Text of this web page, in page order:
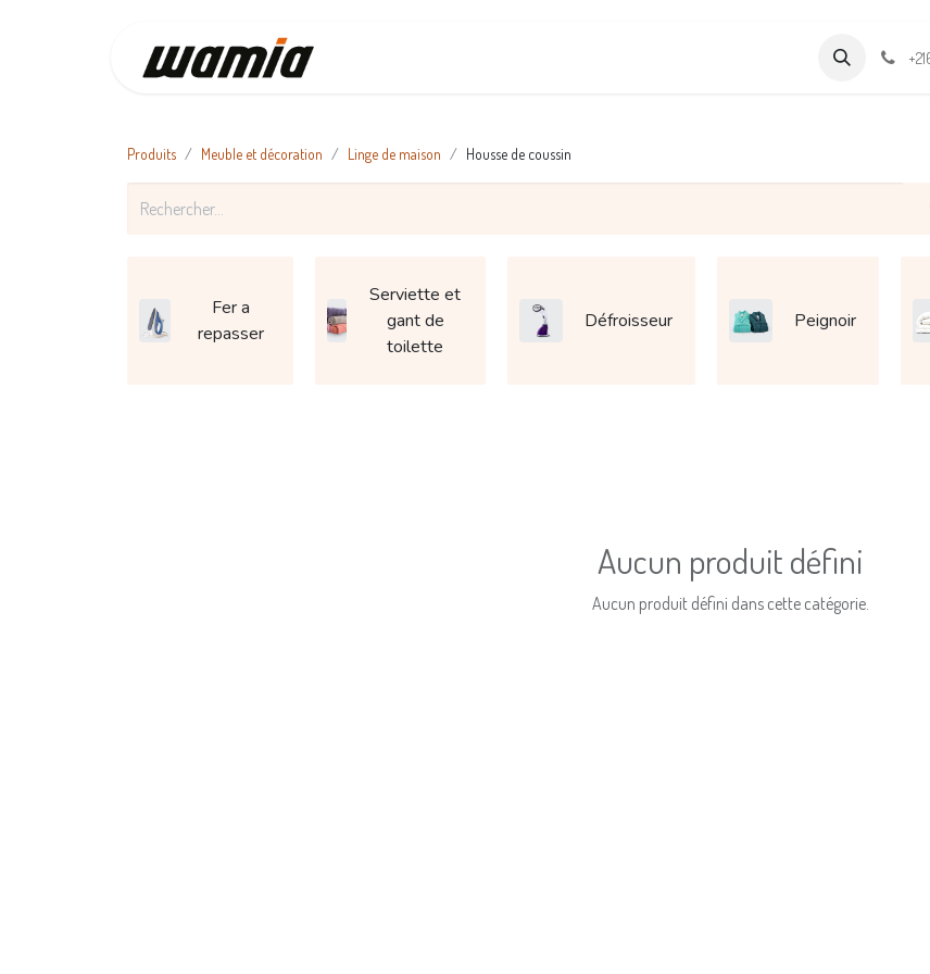
Wamia
Produits Meuble et décoration Linge de maison Housse de coussin
Fer a
repasser
Serviette et
gant de
toilette
Défroisseur Peignoir
Aucun produit défini
Aucun produit défini dans cette catégorie.